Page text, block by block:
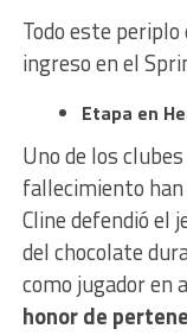
Todo este
ingreso en el
Etapa en
Uno de los
fallecimiento han
Cline defendió el
del chocolate
como jugador en
honor de